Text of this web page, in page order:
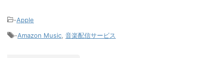
-Apple
-Amazon Music 音楽配信サービス